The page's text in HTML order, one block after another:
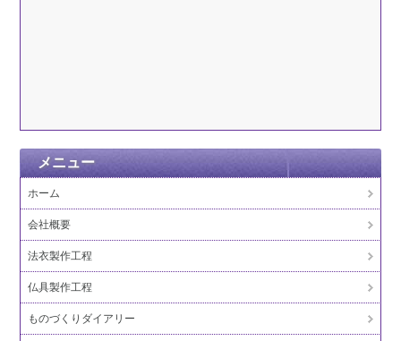
メニュー
ホーム
会社概要
法衣製作工程
仏具製作工程
ものづくりダイアリー